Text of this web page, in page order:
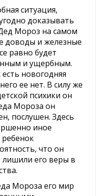
ситуация,
доказывать
Мороз на самом
доводы и железные
равно будет
и ущербным.
новогодняя
ее нет. В силу же
психики он
Мороза он
послушен. Здесь
иное
ребенок
что он
лишили его веры в
Мороза его мир